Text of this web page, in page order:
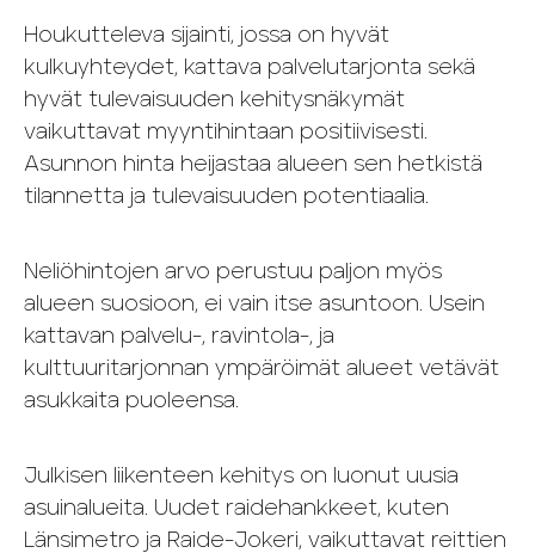
Houkutteleva sijainti, jossa on hyvät
kulkuyhteydet, kattava palvelutarjonta sekä
hyvät tulevaisuuden kehitysnäkymät
vaikuttavat myyntihintaan positiivisesti.
Asunnon hinta heijastaa alueen sen hetkistä
tilannetta ja tulevaisuuden potentiaalia.
Neliöhintojen arvo perustuu paljon myös
alueen suosioon, ei vain itse asuntoon. Usein
kattavan palvelu-, ravintola-, ja
kulttuuritarjonnan ympäröimät alueet vetävät
asukkaita puoleensa.
Julkisen liikenteen kehitys on luonut uusia
asuinalueita. Uudet raidehankkeet, kuten
Länsimetro ja Raide-Jokeri, vaikuttavat reittien